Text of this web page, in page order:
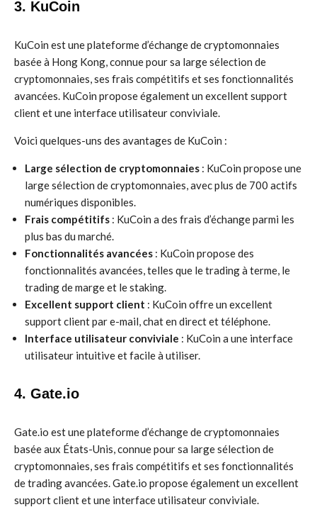
3. KuCoin
KuCoin est une plateforme d’échange de cryptomonnaies
basée à Hong Kong, connue pour sa large sélection de
cryptomonnaies, ses frais compétitifs et ses fonctionnalités
avancées. KuCoin propose également un excellent support
client et une interface utilisateur conviviale.
Voici quelques-uns des avantages de KuCoin :
Large sélection de cryptomonnaies : KuCoin propose une
large sélection de cryptomonnaies, avec plus de 700 actifs
numériques disponibles.
Frais compétitifs : KuCoin a des frais d’échange parmi les
plus bas du marché.
Fonctionnalités avancées : KuCoin propose des
fonctionnalités avancées, telles que le trading à terme, le
trading de marge et le staking.
Excellent support client : KuCoin offre un excellent
support client par e-mail, chat en direct et téléphone.
Interface utilisateur conviviale : KuCoin a une interface
utilisateur intuitive et facile à utiliser.
4. Gate.io
Gate.io est une plateforme d’échange de cryptomonnaies
basée aux États-Unis, connue pour sa large sélection de
cryptomonnaies, ses frais compétitifs et ses fonctionnalités
de trading avancées. Gate.io propose également un excellent
support client et une interface utilisateur conviviale.